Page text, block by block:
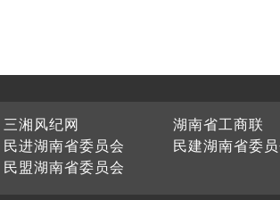
三湘风纪网 湖南省工商联
民进湖南省委员会
民建湖南省委
民盟湖南省委员会